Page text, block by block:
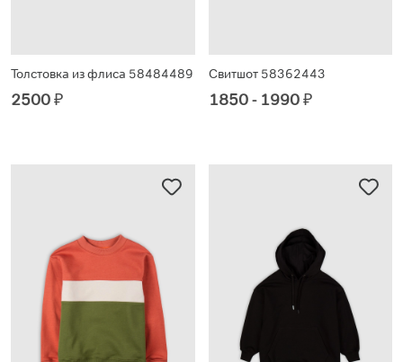
Толстовка из флиса 58484489
2500₽
Свитшот 58362443
1850 - 1990₽